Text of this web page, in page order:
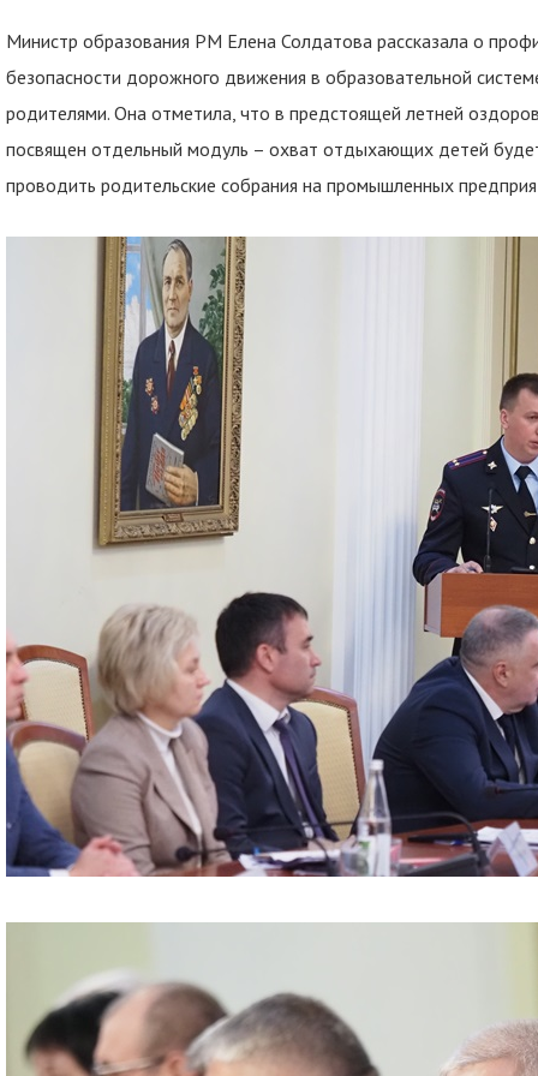
Министр образования РМ Елена Солдатова рассказала о
безопасности дорожного движения в образовательной
родителями. Она отметила, что в предстоящей летней
посвящен отдельный модуль – охват отдыхающих детей
проводить родительские собрания на промышленных